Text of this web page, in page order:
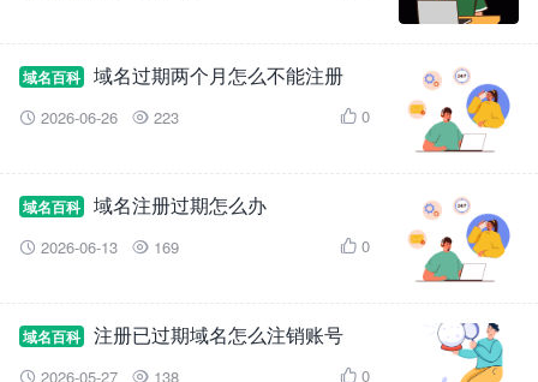
域名百科 域名过期两个月怎么不能注册
 2026-06-26  223  0
域名百科 域名注册过期怎么办
 2026-06-13  169  0
域名百科 注册已过期域名怎么注销账号
 2026-05-27  138  0